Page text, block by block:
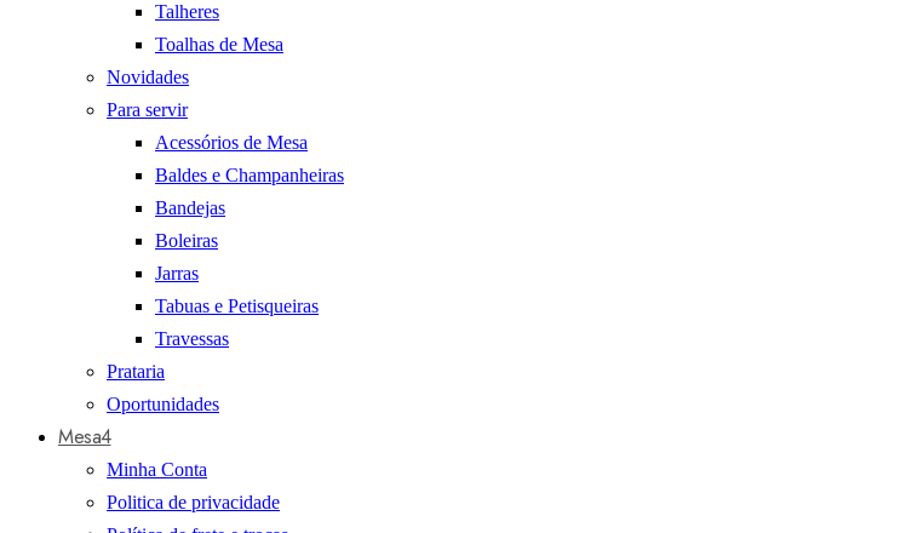
Talheres
Toalhas de Mesa
Novidades
Para servir
Acessórios de Mesa
Baldes e Champanheiras
Bandejas
Boleiras
Jarras
Tabuas e Petisqueiras
Travessas
Prataria
Oportunidades
Mesa4
Minha Conta
Politica de privacidade